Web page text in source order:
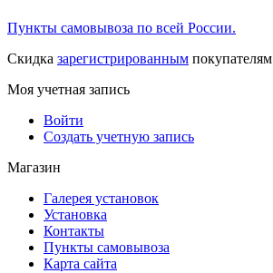
Пункты самовывоза по всей России.
Скидка зарегистрированным покупателям
Моя учетная запись
Войти
Создать учетную запись
Магазин
Галерея установок
Установка
Контакты
Пункты самовывоза
Карта сайта